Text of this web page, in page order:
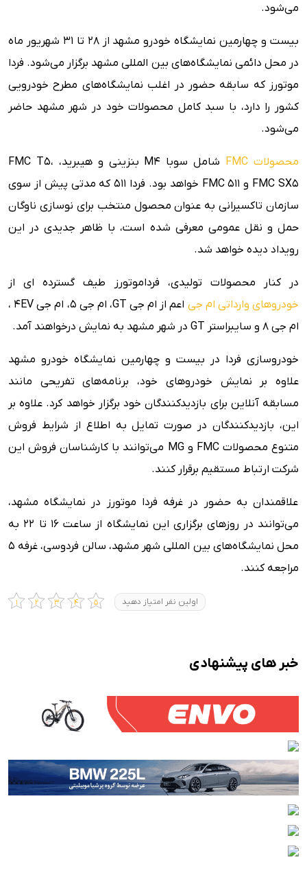
می‌شود.
بیست و چهارمین نمایشگاه خودرو مشهد از ۲۸ تا ۳۱ شهریور ماه
در محل دائمی نمایشگاه‌های بین المللی مشهد برگزار می‌شود. فردا
موتورز که سابقه حضور در اغلب نمایشگاه‌های مطرح خودرویی
کشور را دارد، با سبد کامل محصولات خود در شهر مشهد حاضر
می‌شود.
محصولات FMC
شامل سوبا M4 بنزینی و هیبرید، FMC T5،
FMC SX5 و FMC 511 خواهد بود. فردا 511 که مدتی پیش از سوی
سازمان تاکسیرانی به عنوان محصول منتخب برای نوسازی ناوگان
حمل و نقل عمومی معرفی شده است، با ظاهر جدیدی در این
رویداد دیده خواهد شد.
در کنار محصولات تولیدی، فرداموتورز طیف گسترده ای از
خودروهای وارداتی ام جی
اعم از ام جی GT، ام جی 5، ام جی 4EV ،
ام جی 8 و سایبراستر GT در شهر مشهد به نمایش درخواهند آمد.
خودروسازی فردا در بیست و چهارمین نمایشگاه خودرو مشهد
علاوه بر نمایش خودروهای خود، برنامه‌های تفریحی مانند
مسابقه آنلاین برای بازدیدکنندگان خود برگزار خواهد کرد. علاوه بر
این، بازدیدکنندگان در صورت تمایل به اطلاع از شرایط فروش
متنوع محصولات FMC و MG می‌توانند با کارشناسان فروش این
شرکت ارتباط مستقیم برقرار کنند.
علاقمندان به حضور در غرفه فردا موتورز در نمایشگاه مشهد،
می‌توانند در روزهای برگزاری این نمایشگاه از ساعت 16 تا 22 به
محل نمایشگاه‌های بین المللی شهر مشهد، سالن فردوسی، غرفه 5
مراجعه کنند.
اولین نفر امتیاز دهید
خبر های پیشنهادی